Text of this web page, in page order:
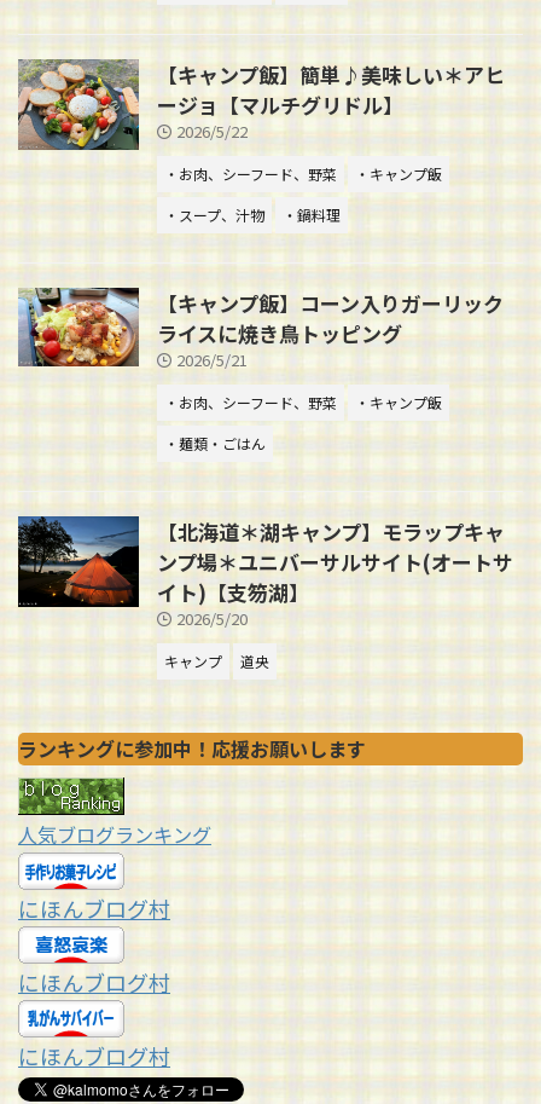
【キャンプ飯】簡単♪美味しい＊アヒ
ージョ【マルチグリドル】
2026/5/22
・お肉、シーフード、野菜
・キャンプ飯
・スープ、汁物
・鍋料理
【キャンプ飯】コーン入りガーリック
ライスに焼き鳥トッピング
2026/5/21
・お肉、シーフード、野菜
・キャンプ飯
・麺類・ごはん
【北海道＊湖キャンプ】モラップキャ
ンプ場＊ユニバーサルサイト(オートサ
イト)【支笏湖】
2026/5/20
キャンプ 道央
ランキングに参加中！応援お願いします
人気ブログランキング
にほんブログ村
にほんブログ村
にほんブログ村